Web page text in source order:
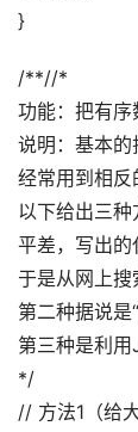
}
/**//*
功能：把有序
说明：基本
以下给出三
平差，写出的
于是从网上搜
第二种据说是
第三种是利
*/
// 方法1（给